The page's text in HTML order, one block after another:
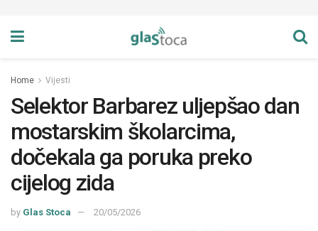
Home Vijesti
Selektor Barbarez uljepšao dan
mostarskim školarcima,
dočekala ga poruka preko
cijelog zida
by Glas Stoca 20/05/2026